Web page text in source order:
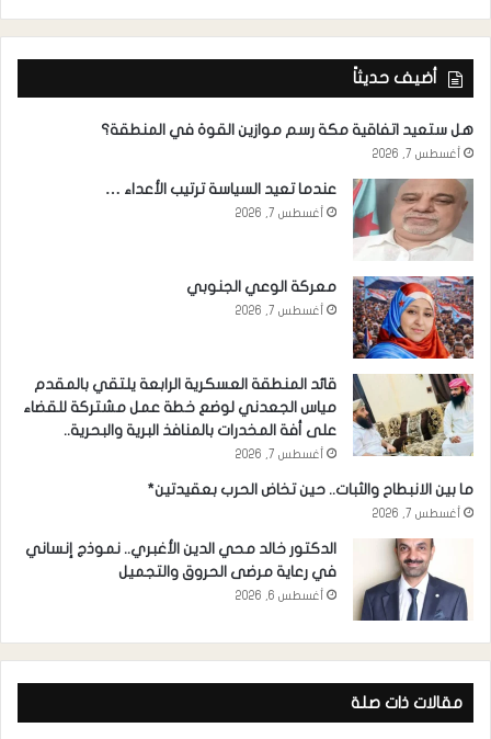
أضيف حديثاً
هل ستعيد اتفاقية مكة رسم موازين القوة في المنطقة؟
أغسطس 7, 2026
عندما تعيد السياسة ترتيب الأعداء …
أغسطس 7, 2026
معركة الوعي الجنوبي
أغسطس 7, 2026
قائد المنطقة العسكرية الرابعة يلتقي بالمقدم
مياس الجعدني لوضع خطة عمل مشتركة للقضاء
على أفة المخدرات بالمنافذ البرية والبحرية..
أغسطس 7, 2026
ما بين الانبطاح والثبات.. حين تخاض الحرب بعقيدتين*
أغسطس 7, 2026
الدكتور خالد محي الدين الأغبري.. نموذج إنساني
في رعاية مرضى الحروق والتجميل
أغسطس 6, 2026
مقالات ذات صلة